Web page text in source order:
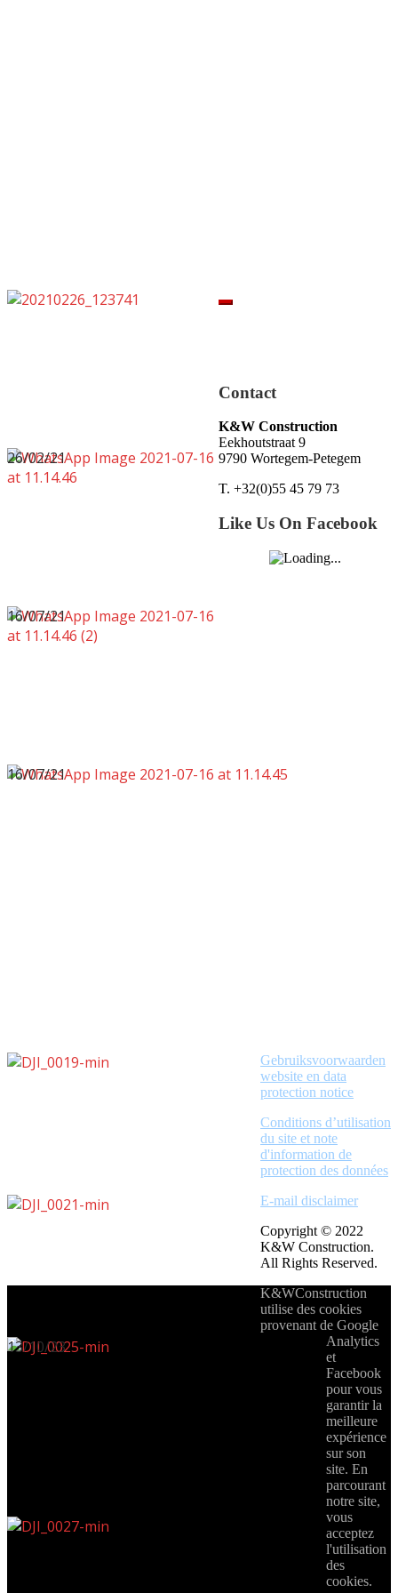
26/02/21
16/07/21
16/07/21
13/10/23
Contact
K&W Construction
Eekhoutstraat 9
9790 Wortegem-Petegem
T. +32(0)55 45 79 73
Like Us On Facebook
Gebruiksvoorwaarden
website en data
protection notice
Conditions d’utilisation
du site et note
d'information de
protection des données
E-mail disclaimer
Copyright © 2022
K&W Construction.
All Rights Reserved.
K&WConstruction
utilise des cookies
provenant de Google
Analytics
et
Facebook
pour vous
garantir la
meilleure
expérience
sur son
site. En
parcourant
notre site,
vous
acceptez
l'utilisation
des
cookies.